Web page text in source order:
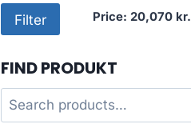
Filter Price: 20,070 kr.
FIND PRODUKT
Search
for: